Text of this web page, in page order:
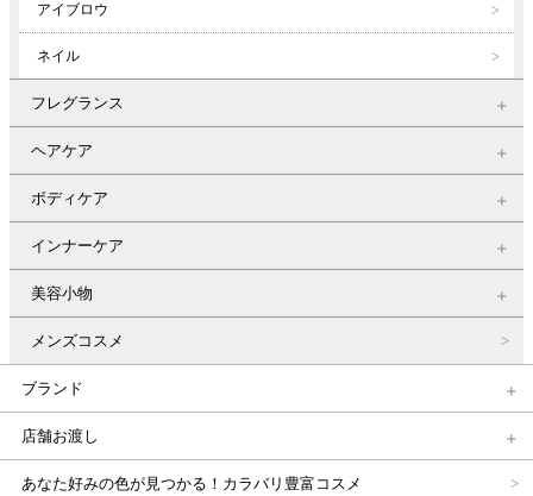
アイブロウ
ネイル
フレグランス
ヘアケア
ボディケア
インナーケア
美容小物
メンズコスメ
ブランド
店舗お渡し
あなた好みの色が見つかる！カラバリ豊富コスメ